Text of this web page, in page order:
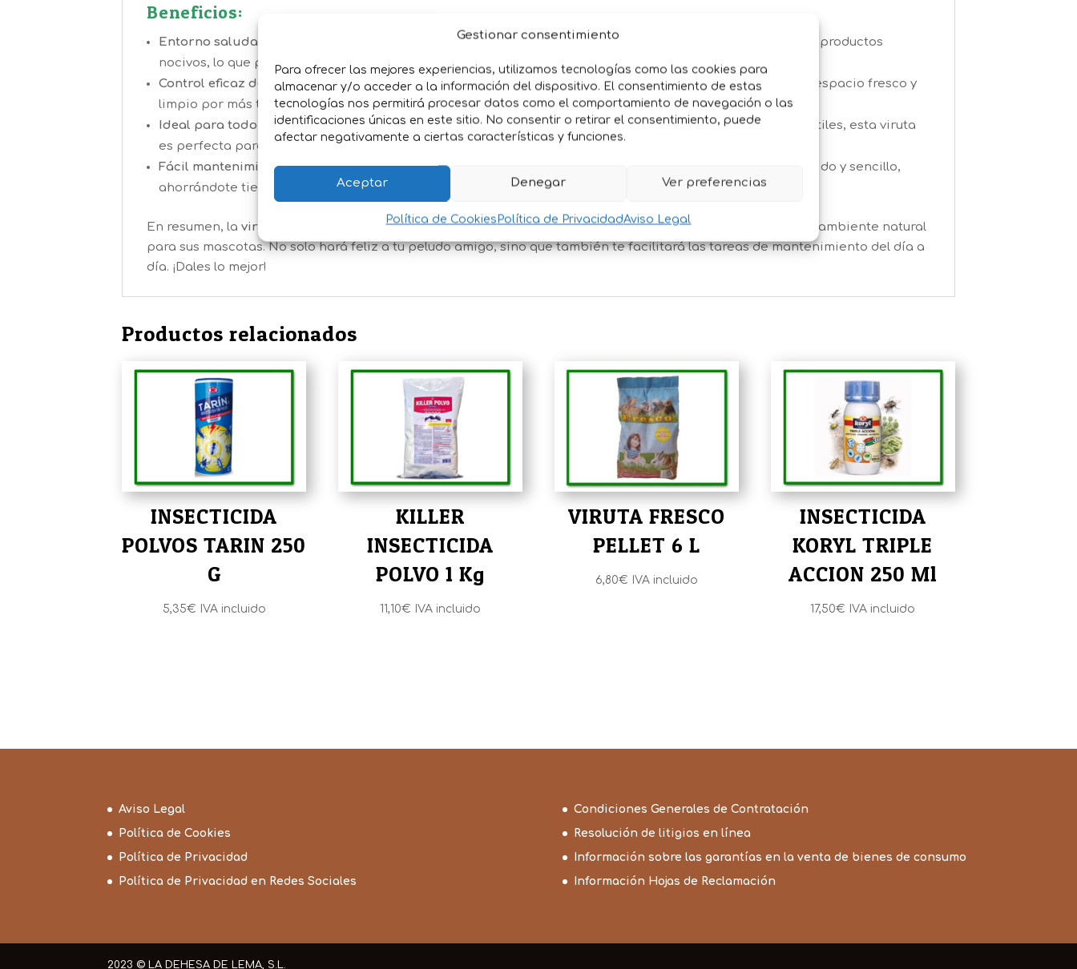
Gestionar consentimiento
Para ofrecer las mejores experiencias, utilizamos tecnologías como las cookies para
almacenar y/o acceder a la información del dispositivo. El consentimiento de estas
tecnologías nos permitirá procesar datos como el comportamiento de navegación o las
identificaciones únicas en este sitio. No consentir o retirar el consentimiento, puede
afectar negativamente a ciertas características y funciones.
Aceptar Denegar Ver preferencias
Política de Cookies Política de PrivacidadAviso Legal
Beneficios:
Entorno saludable y natural
: Al ser un producto completamente natural, no contiene aditivos químicos ni productos
nocivos, lo que protege la salud de tu mascota y le ofrece un ambiente seguro.
Control eficaz de olores: Su alta capacidad absorbente ayuda a reducir los malos olores, manteniendo el espacio fresco y
limpio por más tiempo.
Ideal para todo tipo de pequeños animales: Ya sea que tengas hámsteres, cobayas, conejos o incluso reptiles, esta viruta
es perfecta para ellos.
Fácil mantenimiento: Gracias a su ligereza y absorción, limpiar la jaula o el recinto de tu mascota será rápido y sencillo,
ahorrándote tiempo y esfuerzo.
En resumen, la viruta natural
de 1 kg es el producto perfecto para quienes buscan calidad, comodidad y un ambiente natural
para sus mascotas. No solo hará feliz a tu peludo amigo, sino que también te facilitará las tareas de mantenimiento del día a
día. ¡Dales lo mejor!
Productos relacionados
INSECTICIDA
POLVOS TARIN 250
G
5,35€ IVA incluido
KILLER
INSECTICIDA
POLVO 1 Kg
11,10€ IVA incluido
VIRUTA FRESCO
PELLET 6 L
6,80€ IVA incluido
INSECTICIDA
KORYL TRIPLE
ACCION 250 Ml
17,50€ IVA incluido
Aviso Legal
Política de Cookies
Política de Privacidad
Política de Privacidad en Redes Sociales
Condiciones Generales de Contratación
Resolución de litigios en línea
Información sobre las garantías en la venta de bienes de consumo
Información Hojas de Reclamación
2023 © LA DEHESA DE LEMA, S.L.